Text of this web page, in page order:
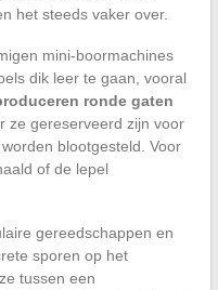
het steeds vaker over.
mini-boormachines
dik leer te gaan, vooral
ronde gaten
ze gereserveerd zijn voor
blootgesteld. Voor
of de lepel
gereedschappen en
sporen op het
tussen een